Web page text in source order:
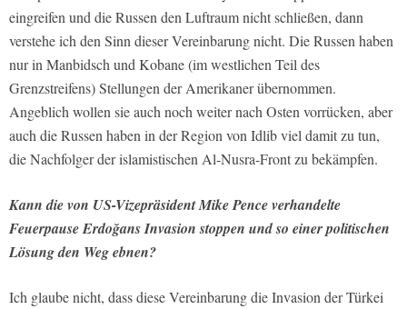
eingreifen und die Russen den Luftraum nicht schließen, dann
verstehe ich den Sinn dieser Vereinbarung nicht. Die Russen haben
nur in Manbidsch und Kobane (im westlichen Teil des
Grenzstreifens) Stellungen der Amerikaner übernommen.
Angeblich wollen sie auch noch weiter nach Osten vorrücken, aber
auch die Russen haben in der Region von Idlib viel damit zu tun,
die Nachfolger der islamistischen Al-Nusra-Front zu bekämpfen.
Kann die von US-Vizepräsident Mike Pence verhandelte
Feuerpause Erdoğans Invasion stoppen und so einer politischen
Lösung den Weg ebnen?
Ich glaube nicht, dass diese Vereinbarung die Invasion der Türkei